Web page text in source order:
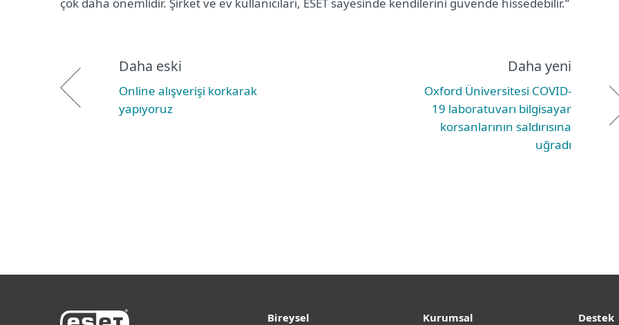
Daha eski
Online alışverişi korkarak
yapıyoruz
Daha yeni
Oxford Üniversitesi COVID-
19 laboratuvarı bilgisayar
korsanlarının saldırısına
uğradı
Bireysel
Kurumsal
Destek